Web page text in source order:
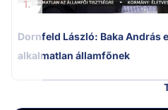
1.
Dornfeld László: Baka András
alkalmatlan államfőnek